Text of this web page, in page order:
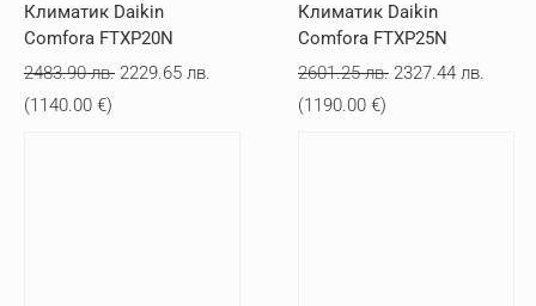
Климатик Daikin
Comfora FTXP20N
2483.90лв. Original
2229.65 лв.
(1140.00 €)
Климатик Daikin
Comfora FTXP25N
2601.25лв. Original
2327.44 лв.
(1190.00 €)